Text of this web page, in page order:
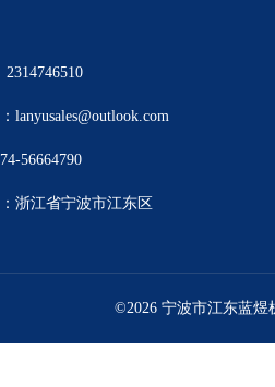
lanyusales@outlook.com
56664790
浙江省宁波市江东区
©2026 宁波市江东蓝